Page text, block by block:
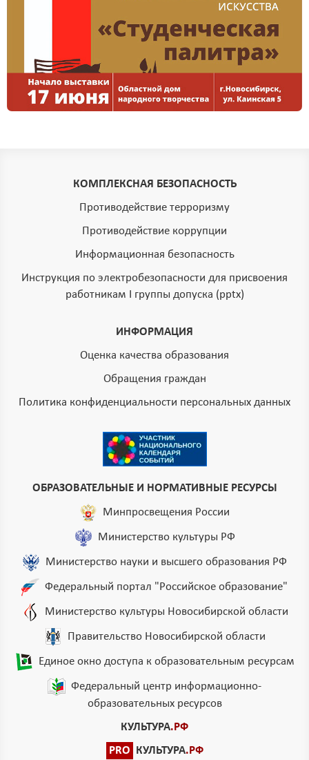
КОМПЛЕКСНАЯ БЕЗОПАСНОСТЬ
Противодействие терроризму
Противодействие коррупции
Информационная безопасность
Инструкция по электробезопасности для присвоения
работникам I группы допуска (pptx)
ИНФОРМАЦИЯ
Оценка качества образования
Обращения граждан
Политика конфиденциальности персональных данных
ОБРАЗОВАТЕЛЬНЫЕ И НОРМАТИВНЫЕ РЕСУРСЫ
Минпросвещения России
Министерство культуры РФ
Министерство науки и высшего образования РФ
Федеральный портал "Российское образование"
Министерство культуры Новосибирской области
Правительство Новосибирской области
Единое окно доступа к образовательным ресурсам
Федеральный центр информационно-
образовательных ресурсов
КУЛЬТУРА.РФ
PRO
КУЛЬТУРА.РФ